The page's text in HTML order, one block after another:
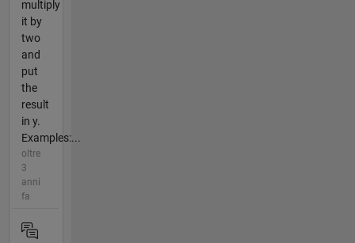
multiply
it by
two
and
put
the
result
in y.
Examples:...
oltre
3
anni
fa